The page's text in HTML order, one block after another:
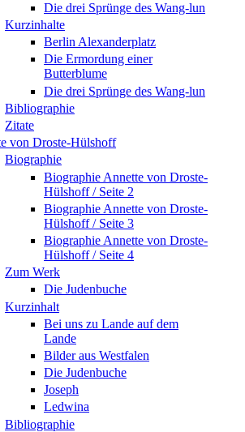
Die drei Sprünge des Wang-lun
Kurzinhalte
Berlin Alexanderplatz
Die Ermordung einer
Butterblume
Die drei Sprünge des Wang-lun
Bibliographie
Zitate
von Droste-Hülshoff
Biographie
Biographie Annette von Droste-
Hülshoff / Seite 2
Biographie Annette von Droste-
Hülshoff / Seite 3
Biographie Annette von Droste-
Hülshoff / Seite 4
Zum Werk
Die Judenbuche
Kurzinhalt
Bei uns zu Lande auf dem
Lande
Bilder aus Westfalen
Die Judenbuche
Joseph
Ledwina
Bibliographie